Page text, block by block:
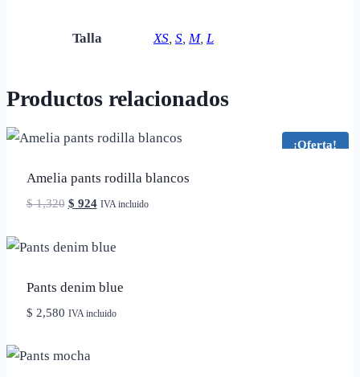
Talla XS, S, M, L
Productos relacionados
¡Oferta!
Amelia pants rodilla blancos
$1,320 El
original
$ 924El
actual
IVA incluido
Pants denim blue
$ 2,580 IVA incluido